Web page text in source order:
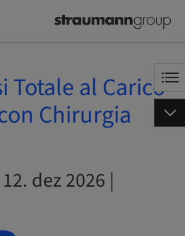
Totale al Carico
Chirurgia
dez 2026 |